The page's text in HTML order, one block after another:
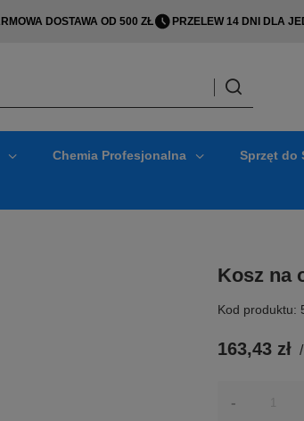
DOSTAWA OD 500 ZŁ PRZELEW 14 DNI DLA
Chemia Profesjonalna Sprzęt do
Kosz na
Kod produktu:
163,43 zł /
-